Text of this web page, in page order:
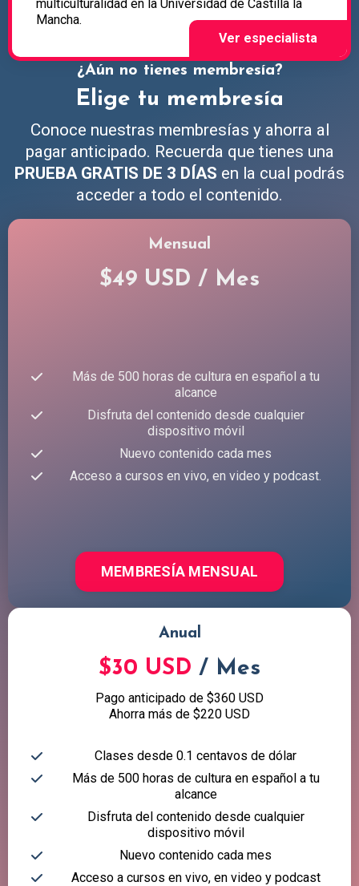
multiculturalidad en la Universidad de Castilla la
Mancha.
¿Aún no tienes membresía?
Elige tu membresía
Conoce nuestras membresías y ahorra al
pagar anticipado. Recuerda que tienes una
PRUEBA GRATIS DE 3 DÍAS en la cual podrás
acceder a todo el contenido.
Mensual
$49 USD / Mes
Más de 500 horas de cultura en español a tu
alcance
Disfruta del contenido desde cualquier
dispositivo móvil
Nuevo contenido cada mes
Acceso a cursos en vivo, en video y podcast.
MEMBRESÍA MENSUAL
Anual
$30 USD / Mes
Pago anticipado de $360 USD
Ahorra más de $220 USD
Clases desde 0.1 centavos de dólar
Más de 500 horas de cultura en español a tu
alcance
Disfruta del contenido desde cualquier
dispositivo móvil
Nuevo contenido cada mes
Acceso a cursos en vivo, en video y podcast